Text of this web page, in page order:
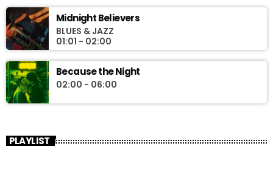
Midnight Believers
BLUES & JAZZ
01:01 - 02:00
Because the Night
02:00 - 06:00
PLAYLIST